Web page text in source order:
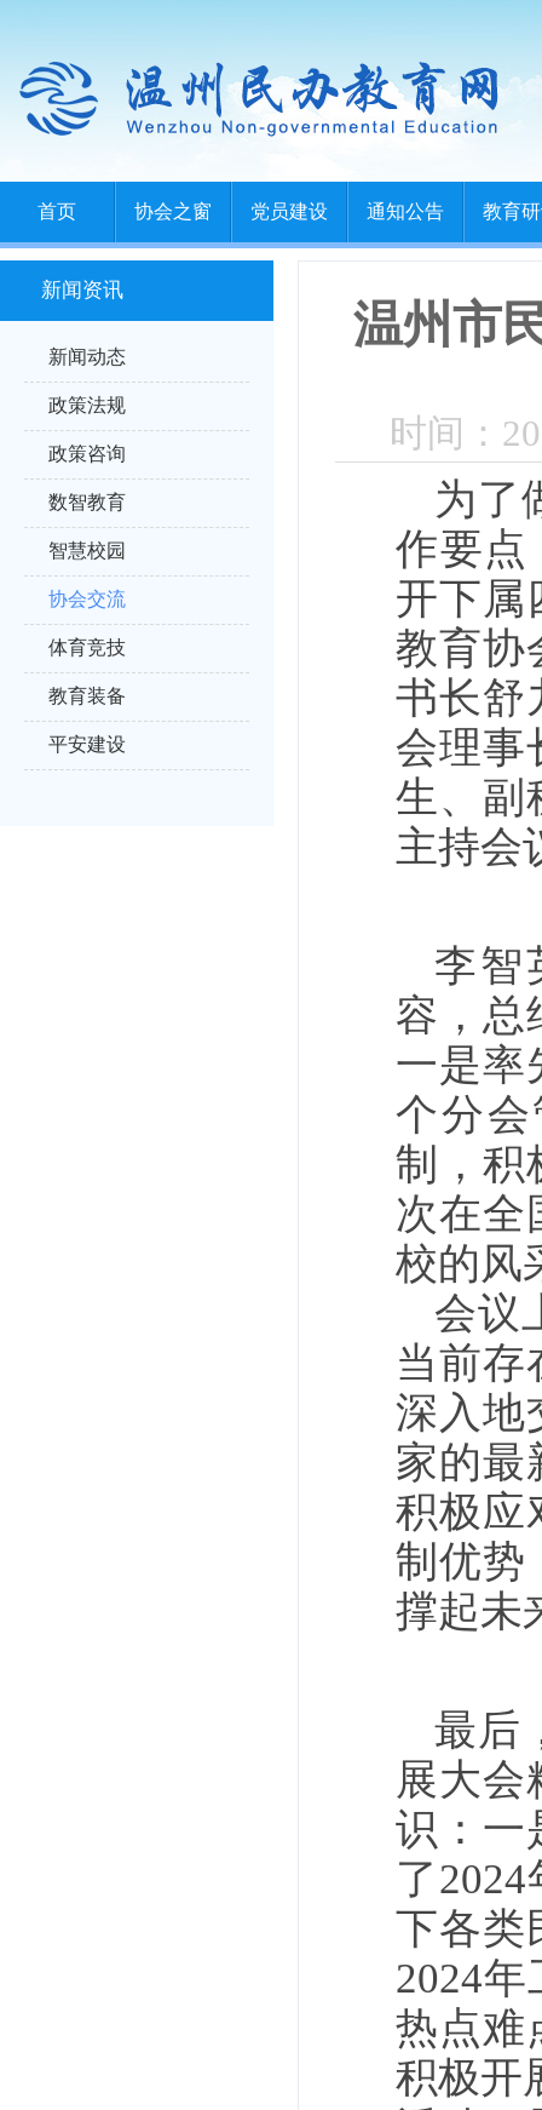
首页 协会之窗 党员建设 通知公告 教育
新闻资讯
新闻动态
政策法规
政策咨询
数智教育
智慧校园
协会交流
体育竞技
教育装备
平安建设
温州市
时间：
为了
作要点
开下属
教育协
书长舒
会理事
生、副
主持会
李智
容，总
一是率
个分
制，积
次在全
校的风
会议
当前存
深入地
家的最
积极应
制优势
撑起未
最后
展大会
识：一
了
下各类
2024
热点难
积极开